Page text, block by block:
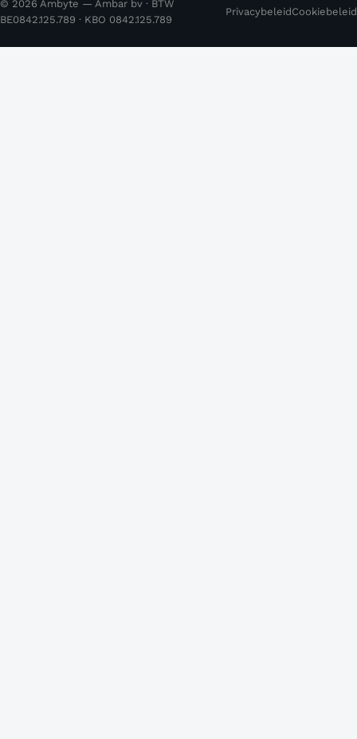
© 2026 Ambyte — Ambar bv · BTW
BE0842.125.789 · KBO 0842.125.789
PrivacybeleidCookiebeleid